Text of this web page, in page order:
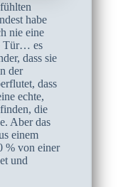
habe
nie eine
Tür… es
dass sie
der
dass
echte,
die
Aber das
einem
% von einer
und